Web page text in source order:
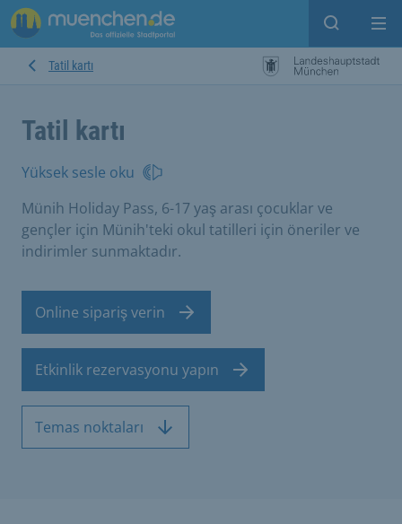
Open
Tatil kartı
Tatil kartı
Yüksek sesle oku
Münih Holiday Pass, 6-17 yaş arası çocuklar ve
gençler için Münih'teki okul tatilleri için öneriler ve
indirimler sunmaktadır.
Online sipariş verin
Etkinlik rezervasyonu yapın
Temas noktaları